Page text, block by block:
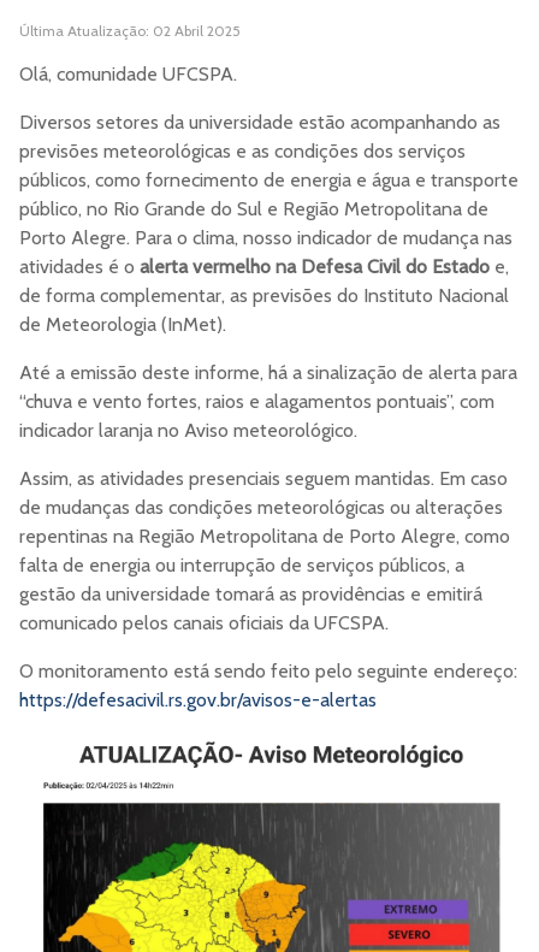
Última Atualização: 02 Abril 2025
Olá, comunidade UFCSPA.
Diversos setores da universidade estão acompanhando as
previsões meteorológicas e as condições dos serviços
públicos, como fornecimento de energia e água e transporte
público, no Rio Grande do Sul e Região Metropolitana de
Porto Alegre. Para o clima, nosso indicador de mudança nas
atividades é o alerta vermelho na Defesa Civil do Estado e,
de forma complementar, as previsões do Instituto Nacional
de Meteorologia (InMet).
Até a emissão deste informe, há a sinalização de alerta para
“chuva e vento fortes, raios e alagamentos pontuais”, com
indicador laranja no Aviso meteorológico.
Assim, as atividades presenciais seguem mantidas. Em caso
de mudanças das condições meteorológicas ou alterações
repentinas na Região Metropolitana de Porto Alegre, como
falta de energia ou interrupção de serviços públicos, a
gestão da universidade tomará as providências e emitirá
comunicado pelos canais oficiais da UFCSPA.
O monitoramento está sendo feito pelo seguinte endereço:
https://defesacivil.rs.gov.br/avisos-e-alertas